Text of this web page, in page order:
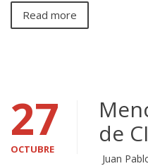
Read more
27
OCTUBRE
de
Juan